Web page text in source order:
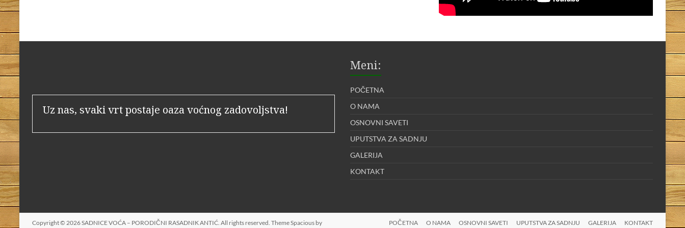
Uz nas, svaki vrt postaje oaza voćnog zadovoljstva!
Meni:
POČETNA
O NAMA
OSNOVNI SAVETI
UPUTSTVA ZA SADNJU
GALERIJA
KONTAKT
Copyright © 2026SADNICE VOĆA – PORODIČNI RASADNIK ANTIĆ . All rights reserved. ThemeSpacious by
POČETNA O NAMA OSNOVNI SAVETI UPUTSTVA ZA SADNJU GALERIJA KONTAKT